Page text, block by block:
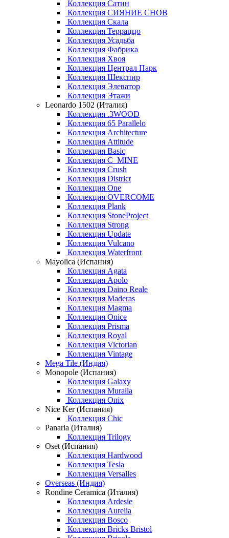
Коллекция Сатин
Коллекция СИЯНИЕ СНОВ
Коллекция Скала
Коллекция Терраццо
Коллекция Усадьба
Коллекция Фабрика
Коллекция Хвоя
Коллекция Централ Парк
Коллекция Шекспир
Коллекция Элеватор
Коллекция Этажи
Leonardo 1502 (Италия)
Коллекция .3WOOD
Коллекция 65 Parallelo
Коллекция Architecture
Коллекция Attitude
Коллекция Basic
Коллекция C_MINE
Коллекция Crush
Коллекция District
Коллекция One
Коллекция OVERCOME
Коллекция Plank
Коллекция StoneProject
Коллекция Strong
Коллекция Update
Коллекция Vulcano
Коллекция Waterfront
Mayolica (Испания)
Коллекция Agata
Коллекция Apolo
Коллекция Daino Reale
Коллекция Maderas
Коллекция Magma
Коллекция Onice
Коллекция Prisma
Коллекция Royal
Коллекция Victorian
Коллекция Vintage
Mega Tile (Индия)
Monopole (Испания)
Коллекция Galaxy
Коллекция Muralla
Коллекция Onix
Nice Ker (Испания)
Коллекция Chic
Panaria (Италия)
Коллекция Trilogy
Oset (Испания)
Коллекция Hardwood
Коллекция Tesla
Коллекция Versalles
Overseas (Индия)
Rondine Ceramica (Италия)
Коллекция Ardesie
Коллекция Aurelia
Коллекция Bosco
Коллекция Bricks Bristol